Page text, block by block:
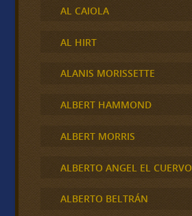
AL CAIOLA
AL HIRT
ALANIS MORISSETTE
ALBERT HAMMOND
ALBERT MORRIS
ALBERTO ANGEL EL CUERVO
ALBERTO BELTRÁN